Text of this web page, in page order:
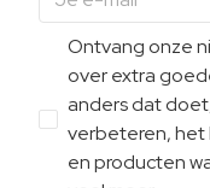
Ontvang onze
over extra
anders dat
verbeteren, het
en producten